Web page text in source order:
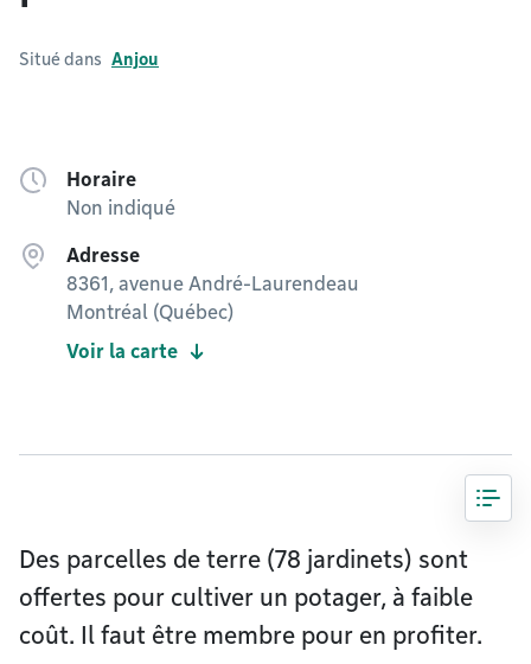
Situé dans Anjou
Horaire
Non indiqué
Adresse
8361, avenue André-Laurendeau
Montréal (Québec)
Voir la carte
Des parcelles de terre (78 jardinets) sont
offertes pour cultiver un potager, à faible
coût. Il faut être membre pour en profiter.